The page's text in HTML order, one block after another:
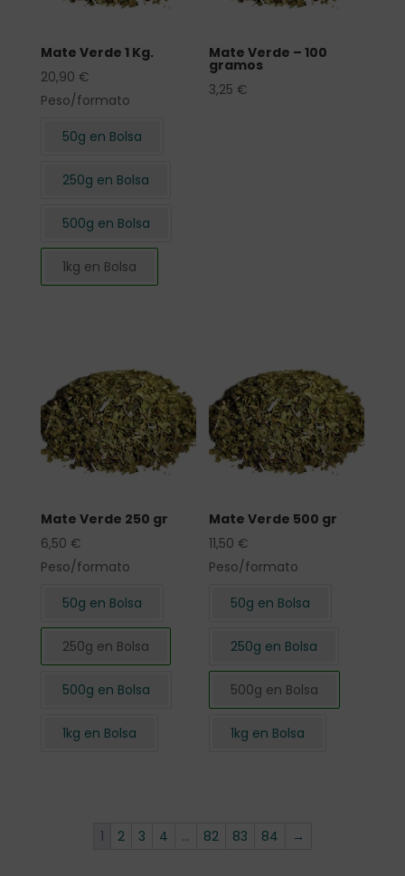
Mate Verde 1 Kg.
20,90 €
Peso/formato
50g en Bolsa
250g en Bolsa
500g en Bolsa
1kg en Bolsa
Mate Verde – 100
gramos
3,25 €
Mate Verde 250 gr
6,50 €
Peso/formato
50g en Bolsa
250g en Bolsa
500g en Bolsa
1kg en Bolsa
Mate Verde 500 gr
11,50 €
Peso/formato
50g en Bolsa
250g en Bolsa
500g en Bolsa
1kg en Bolsa
1 2 3 4 … 82 83 84 →